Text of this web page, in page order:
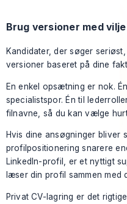
Brug versioner med vilje
Kandidater, der søger
versioner baseret på dine
En enkel opsætning er nok.
specialistspor. Én til
filnavne, så du kan vælge
Hvis dine ansøgninger bliver
profilpositionering snarere
LinkedIn-profil , er et nyttigt
læser din profil sammen med
Privat CV-lagring er det